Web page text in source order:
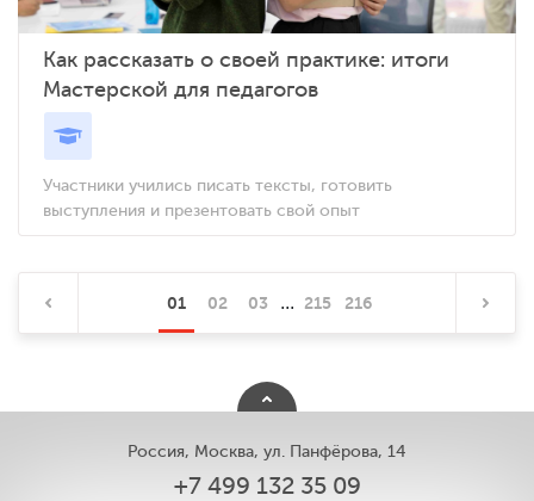
Как рассказать о своей практике: итоги
Мастерской для педагогов
Участники учились писать тексты, готовить
выступления и презентовать свой опыт
01 02 03 ... 215 216
Россия, Москва, ул. Панфёрова, 14
+7 499 132 35 09